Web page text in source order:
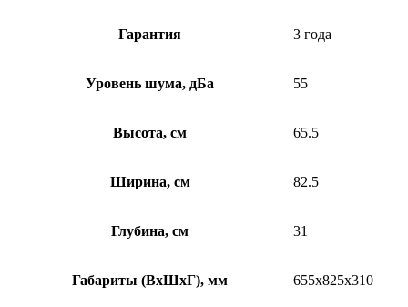
Гарантия 3 года
Уровень шума, дБа 55
Высота, см 65.5
Ширина, см 82.5
Глубина, см 31
Габариты (ВхШхГ), мм 655х825х310